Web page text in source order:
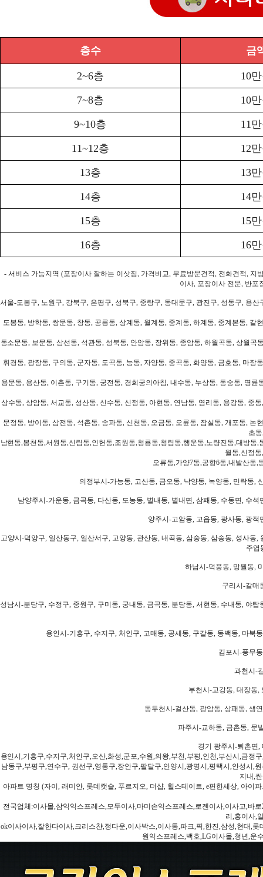
층수 금
2~6층 10
7~8층 10
9~10층 11
11~12층 12
13층 13
14층 14
15층 15
16층 16
- 서비스 가능지역 (포장이사 잘하는 이삿짐, 가격비교, 무료방문견적, 전화견적,
이사, 포장이사 전문, 반포
서울-도봉구, 노원구, 강북구, 은평구, 성북구, 중랑구, 동대문구, 광진구, 성동구, 용
도봉동, 방학동, 쌍문동, 창동, 공릉동, 상계동, 월계동, 중계동, 하계동, 중계본동,
동소문동, 보문동, 삼선동, 석관동, 성북동, 안암동, 장위동, 종암동, 하월곡동, 상월
휘경동, 광장동, 구의동, 군자동, 도곡동, 능동, 자양동, 중곡동, 화양동, 금호동, 마
용문동, 용산동, 이촌동, 구기동, 궁전동, 경희궁의아침, 내수동, 누상동, 동숭동, 명
상수동, 상암동, 서교동, 성산동, 신수동, 신정동, 아현동, 연남동, 염리동, 용강동, 중
문정동, 방이동, 삼전동, 석촌동, 송파동, 신천동, 오금동, 오륜동, 잠실동, 개포동,
초
남현동,봉천동,서원동,신림동,인헌동,조원동,청룡동,청림동,행운동,노량진동,대방
월동,신정
오류동,가양7동,공항6동,내발산동,
의정부시-가능동, 고산동, 금오동, 낙양동, 녹양동, 민락동,
남양주시-가운동, 금곡동, 다산동, 도농동, 별내동, 별내면, 삼패동, 수동면, 수
양주시-고암동, 고읍동, 광사동, 광
고양시-덕양구, 일산동구, 일산서구, 고양동, 관산동, 내곡동, 삼숭동, 삼송동, 성사
주엽
하남시-덕풍동, 망월동,
구리시-갈매
성남시-분당구, 수정구, 중원구, 구미동, 궁내동, 금곡동, 분당동, 서현동, 수내동, 야
용인시-기흥구, 수지구, 처인구, 고매동, 공세동, 구갈동, 동백동, 마북
김포시-풍무
과천시-
부천시-고강동, 대장동,
동두천시-걸산동, 광암동, 상패동, 생
파주시-교하동, 금촌동, 문
경기 광주시-퇴촌면,
용인시,기흥구,수지구,처인구,오산,화성,군포,수원,의왕,부천,부평,인천,부산시,금
남동구,부평구,연수구, 권선구,영통구,장안구,팔달구,안양시,광명시,평택시,안성시,
지내,
아파트 명칭 (자이, 래미안, 롯데캣슬, 푸르지오, 더샵, 힐스테이트, e편한세상, 아이
전국업체:이사몰,삼익익스프레스,모두이사,마미손익스프레스,로젠이사,이사고,바
리,홍이사,
ok이사이사,잘한다이사,크리스챤,정다운,이사박스,이사통,파크,픽,한진,삼성,현대,
원익스프레스,백호,LG이사몰,청년,운